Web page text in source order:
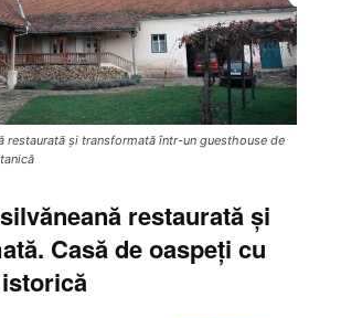
restaurată și transformată într-un guesthouse de
restaurată și
Casă de oaspeți cu